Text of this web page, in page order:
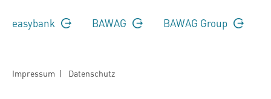
easybank BAWAG BAWAG Group
Impressum | Datenschutz